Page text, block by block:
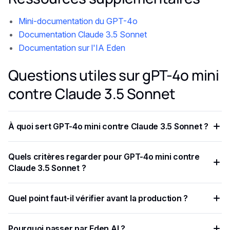
Mini-documentation du GPT-4o
Documentation Claude 3.5 Sonnet
Documentation sur l'IA Eden
Questions utiles sur gPT-4o mini
contre Claude 3.5 Sonnet
À quoi sert GPT-4o mini contre Claude 3.5 Sonnet ?
Claude 3.5 Sonnet justifie son coût plus élevé par sa
capacité à gérer des contextes étendus et à générer des
sorties nuancées.
Quels critères regarder pour GPT-4o mini contre
Claude 3.5 Sonnet ?
d'interagir à la fois avec GPT-4o mini et Claude Sonnet 3.5
via une API unique, éliminant ainsi le besoin de gérer
plusieurs clés et intégrations.
Quel point faut-il vérifier avant la production ?